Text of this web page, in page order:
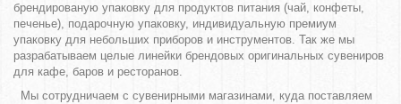
брендированую упаковку для продуктов питания (чай, конфеты,
печенье), подарочную упаковку, индивидуальную премиум
упаковку для небольших приборов и инструментов. Так же мы
разрабатываем целые линейки брендовых оригинальных сувениров
для кафе, баров и ресторанов.
Мы сотрудничаем с сувенирными магазинами, куда поставляем